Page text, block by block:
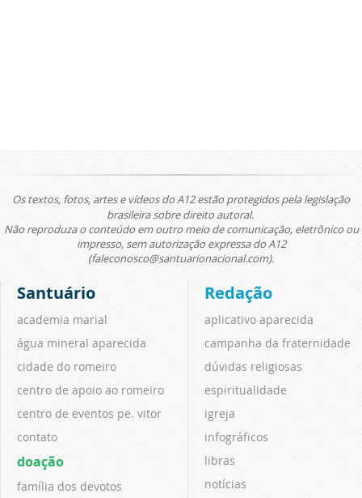
Os textos, fotos, artes e vídeos do A12 estão protegidos pela legislação
brasileira sobre direito autoral.
Não reproduza o conteúdo em outro meio de comunicação, eletrônico ou
impresso, sem autorização expressa do A12
(faleconosco@santuarionacional.com).
Santuário
academia marial
água mineral aparecida
cidade do romeiro
centro de apoio ao romeiro
centro de eventos pe. vitor
contato
doação
família dos devotos
Redação
aplicativo aparecida
campanha da fraternidade
dúvidas religiosas
espiritualidade
igreja
infográficos
libras
notícias